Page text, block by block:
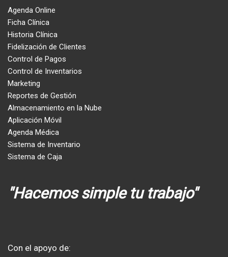
Agenda Online
Ficha Clínica
Historia Clínica
Fidelización de Clientes
Control de Pagos
Control de Inventarios
Marketing
Reportes de Gestión
Almacenamiento en la Nube
Aplicación Móvil
Agenda Médica
Sistema de Inventario
Sistema de Caja
"Hacemos simple tu trabajo"
Con el apoyo de: